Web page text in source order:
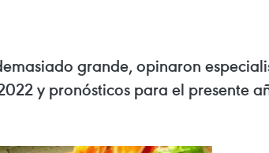
grande, opinaron
y pronósticos para el presente